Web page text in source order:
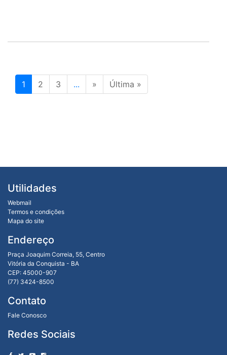
1 2 3 ... » Última »
Utilidades
Webmail
Termos e condições
Mapa do site
Endereço
Praça Joaquim Correia, 55, Centro
Vitória da Conquista - BA
CEP: 45000-907
(77) 3424-8500
Contato
Fale Conosco
Redes Sociais